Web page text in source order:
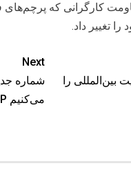
کارگرانی که پرچم‌های
تغییر داد.
بین‌المللی را
Next
شماره
می‌کنیم MLKP